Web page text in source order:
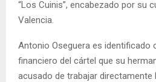
“Los Cuinis”, encabezado por su
Valencia.
Antonio Oseguera es identificado
financiero del cártel que su
acusado de trabajar directamente